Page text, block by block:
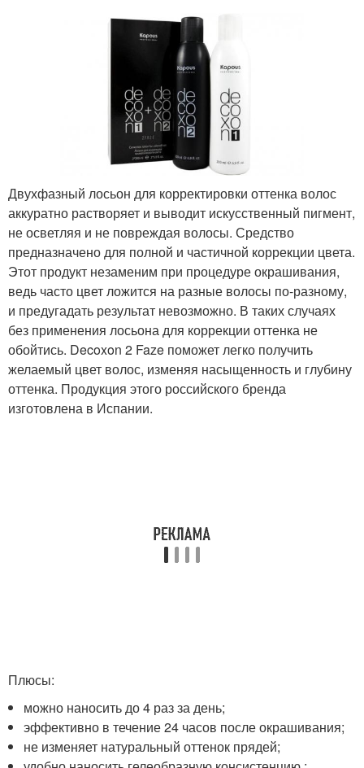
Двухфазный лосьон для корректировки оттенка волос
аккуратно растворяет и выводит искусственный пигмент,
не осветляя и не повреждая волосы. Средство
предназначено для полной и частичной коррекции цвета.
Этот продукт незаменим при процедуре окрашивания,
ведь часто цвет ложится на разные волосы по-разному,
и предугадать результат невозможно. В таких случаях
без применения лосьона для коррекции оттенка не
обойтись. Decoxon 2 Faze поможет легко получить
желаемый цвет волос, изменяя насыщенность и глубину
оттенка. Продукция этого российского бренда
изготовлена в Испании.
Плюсы:
можно наносить до 4 раз за день;
эффективно в течение 24 часов после окрашивания;
не изменяет натуральный оттенок прядей;